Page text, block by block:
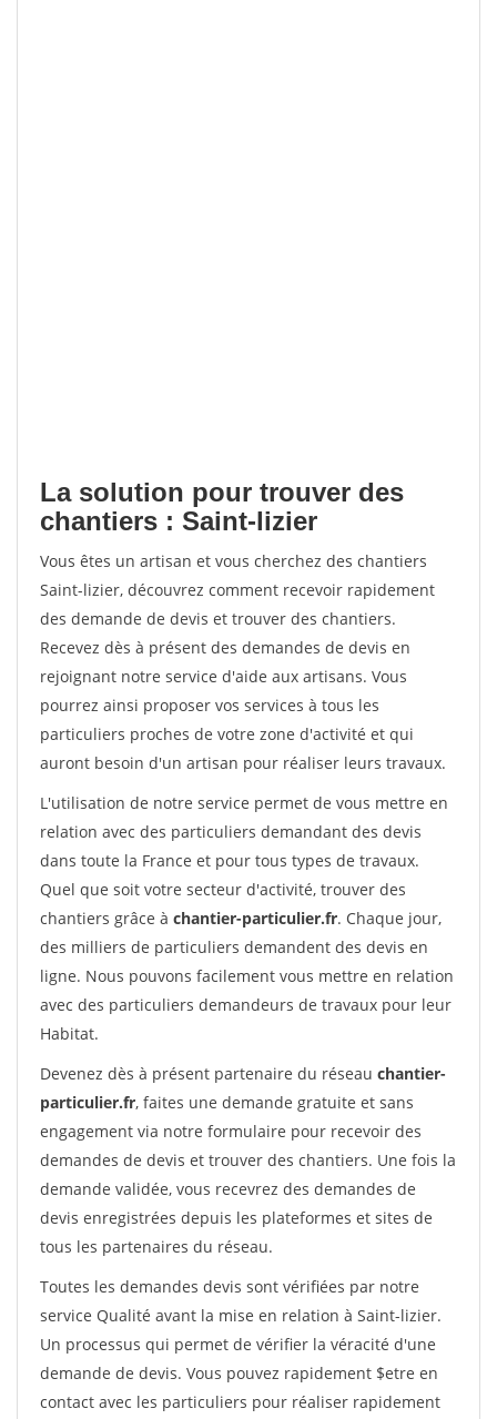
La solution pour trouver des
chantiers : Saint-lizier
Vous êtes un artisan et vous cherchez des chantiers
Saint-lizier, découvrez comment recevoir rapidement
des demande de devis et trouver des chantiers.
Recevez dès à présent des demandes de devis en
rejoignant notre service d'aide aux artisans. Vous
pourrez ainsi proposer vos services à tous les
particuliers proches de votre zone d'activité et qui
auront besoin d'un artisan pour réaliser leurs travaux.
L'utilisation de notre service permet de vous mettre en
relation avec des particuliers demandant des devis
dans toute la France et pour tous types de travaux.
Quel que soit votre secteur d'activité, trouver des
chantiers grâce à chantier-particulier.fr. Chaque jour,
des milliers de particuliers demandent des devis en
ligne. Nous pouvons facilement vous mettre en relation
avec des particuliers demandeurs de travaux pour leur
Habitat.
Devenez dès à présent partenaire du réseau chantier-
particulier.fr, faites une demande gratuite et sans
engagement via notre formulaire pour recevoir des
demandes de devis et trouver des chantiers. Une fois la
demande validée, vous recevrez des demandes de
devis enregistrées depuis les plateformes et sites de
tous les partenaires du réseau.
Toutes les demandes devis sont vérifiées par notre
service Qualité avant la mise en relation à Saint-lizier.
Un processus qui permet de vérifier la véracité d'une
demande de devis. Vous pouvez rapidement $etre en
contact avec les particuliers pour réaliser rapidement